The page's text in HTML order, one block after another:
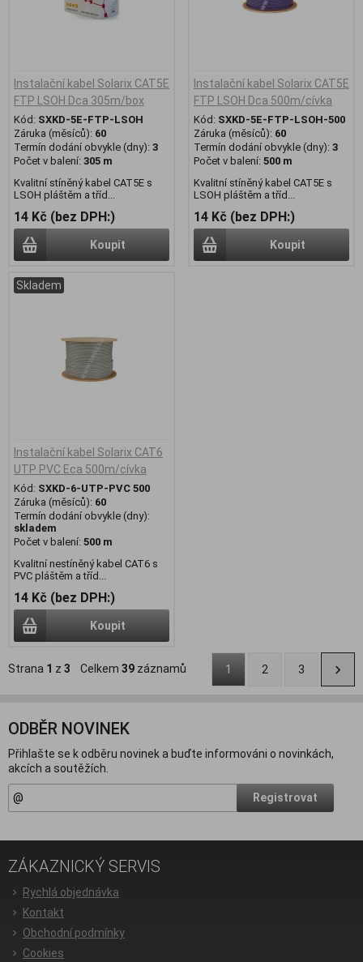
Instalační kabel Solarix CAT5E
FTP LSOH Dca 305m/box
Kód: SXKD-5E-FTP-LSOH
Záruka (měsíců): 60
Termín dodání obvykle (dny): 3
Počet v balení: 305 m
Kvalitní stíněný kabel CAT5E s
LSOH pláštěm a tříd...
14 Kč (bez DPH:)
Koupit
Instalační kabel Solarix CAT5E
FTP LSOH Dca 500m/cívka
Kód: SXKD-5E-FTP-LSOH-500
Záruka (měsíců): 60
Termín dodání obvykle (dny): 3
Počet v balení: 500 m
Kvalitní stíněný kabel CAT5E s
LSOH pláštěm a tříd...
14 Kč (bez DPH:)
Koupit
Skladem
Instalační kabel Solarix CAT6
UTP PVC Eca 500m/cívka
Kód: SXKD-6-UTP-PVC 500
Záruka (měsíců): 60
Termín dodání obvykle (dny):
skladem
Počet v balení: 500 m
Kvalitní nestíněný kabel CAT6 s
PVC pláštěm a tříd...
14 Kč (bez DPH:)
Koupit
Strana 1 z 3 Celkem 39 záznamů 1 2 3
ODBĚR NOVINEK
Přihlašte se k odběru novinek a buďte informováni o novinkách,
akcích a soutěžích.
Registrovat
ZÁKAZNICKÝ SERVIS
Rychlá objednávka
Kontakt
Obchodní podmínky
Cookies